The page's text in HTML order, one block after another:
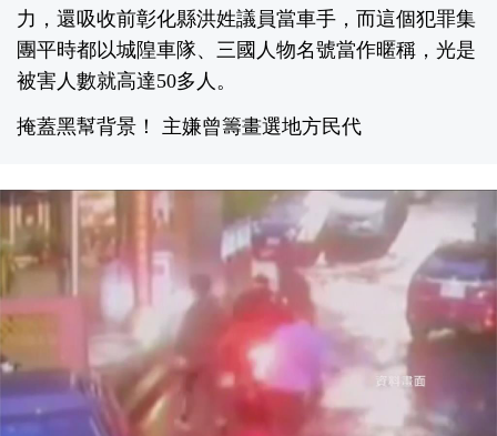
力，還吸收前彰化縣洪姓議員當車手，而這個犯罪集
團平時都以城隍車隊、三國人物名號當作暱稱，光是
被害人數就高達50多人。
掩蓋黑幫背景！ 主嫌曾籌畫選地方民代